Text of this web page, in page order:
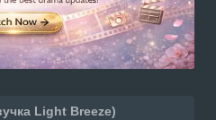
Light Breeze)